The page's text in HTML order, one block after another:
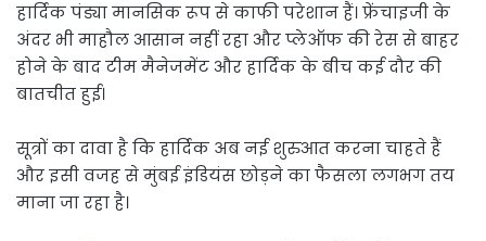
हार्दिक पंड्या मानसिक रूप से काफी परेशान हैं। फ्रेंचाइजी के
अंदर भी माहौल आसान नहीं रहा और प्लेऑफ की रेस से बाहर
होने के बाद टीम मैनेजमेंट और हार्दिक के बीच कई दौर की
बातचीत हुई।
सूत्रों का दावा है कि हार्दिक अब नई शुरुआत करना चाहते हैं
और इसी वजह से मुंबई इंडियंस छोड़ने का फैसला लगभग तय
माना जा रहा है।